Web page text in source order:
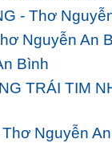
- Thơ
Nguyễn An
Bình
TRÁI TIM
Nguyễn